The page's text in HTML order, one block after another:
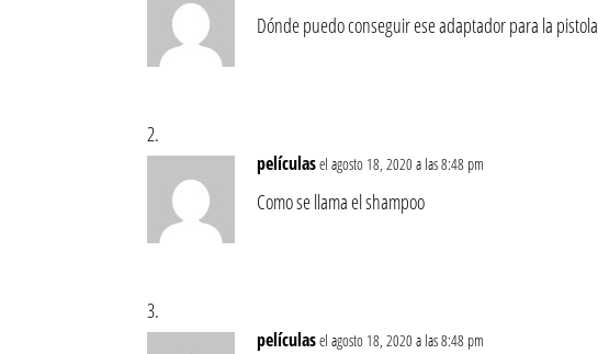
Dónde puedo conseguir ese adaptador para la pistola
películasel agosto 18, 2020 a las 8:48 pm
Como se llama el shampoo
películasel agosto 18, 2020 a las 8:48 pm